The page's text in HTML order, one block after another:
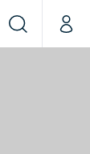
VyhledáváníMůj